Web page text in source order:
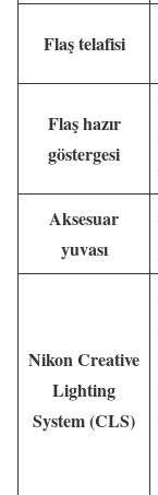
Flaş telafisi
Flaş hazır
göstergesi
Aksesuar
yuvası
Nikon Creative
Lighting
System (CLS)